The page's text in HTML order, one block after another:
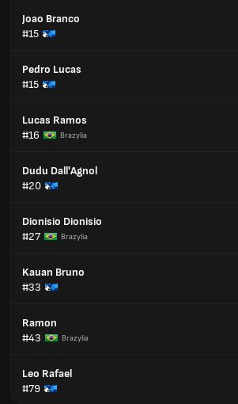
Joao Branco
#15
Pedro Lucas
#15
Lucas Ramos
#16
Brazylia
Dudu Dall'Agnol
#20
Dionisio Dionisio
#27
Brazylia
Kauan Bruno
#33
Ramon
#43
Brazylia
Leo Rafael
#79